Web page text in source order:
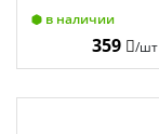
"Hardcore" 212125
в наличии
359 /шт